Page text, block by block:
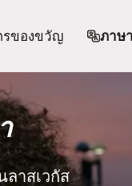
รของขวัญ ภาษา
ลาสเวกัส